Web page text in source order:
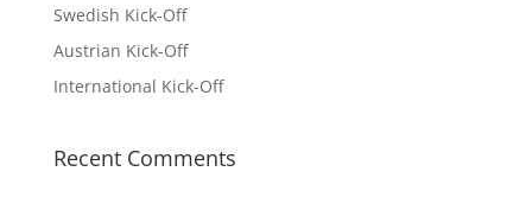
Swedish Kick-Off
Austrian Kick-Off
International Kick-Off
Recent Comments